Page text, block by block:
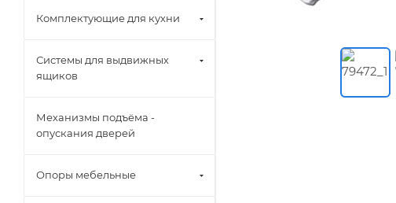
Комплектующие для кухни
Системы для выдвижных
ящиков
Механизмы подъёма -
опускания дверей
Опоры мебельные